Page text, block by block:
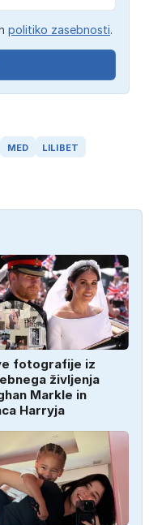
politiko zasebnosti.
MED LILIBET
fotografije iz
življenja
Markle in
Harryja